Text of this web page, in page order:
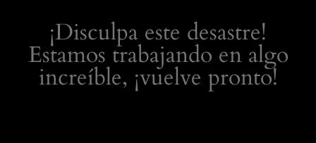
¡Disculpa este desastre!
Estamos trabajando en algo
increíble, ¡vuelve pronto!